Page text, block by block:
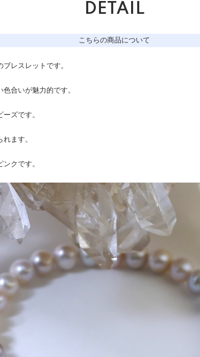
DETAIL
こちらの商品について
レスレットです。
合いが魅力的です。
ズです。
ます。
クです。